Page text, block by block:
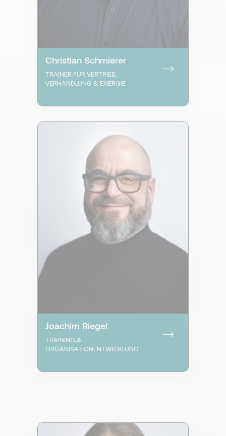
Christian Schmierer
TRAINER FÜR VERTRIEB,
VERHANDLUNG & ENERGIE
Joachim Riegel
TRAINING &
ORGANISATIONENTWICKLUNG